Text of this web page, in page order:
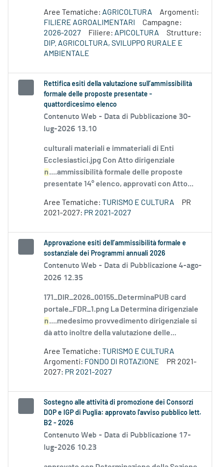
Aree Tematiche: AGRICOLTURA
Argomenti:
FILIERE AGROALIMENTARI
Campagne:
2026-2027
Filiere: APICOLTURA
Strutture:
DIP. AGRICOLTURA, SVILUPPO RURALE E
AMBIENTALE
Rettifica esiti della valutazione sull’ammissibilità
formale delle proposte presentate -
quattordicesimo elenco
Contenuto Web - Data di Pubblicazione 30-
lug-2026 13.10
culturali materiali e immateriali di Enti
Ecclesiastici.jpg Con Atto dirigenziale
n....ammissibilità formale delle proposte
presentate 14° elenco, approvati con Atto...
Aree Tematiche: TURISMO E CULTURA
PR
2021-2027: PR 2021-2027
Approvazione esiti dell’ammissibilità formale e
sostanziale dei Programmi annuali 2026
Contenuto Web - Data di Pubblicazione 4-ago-
2026 12.35
171_DIR_2026_00155_DeterminaPUB card
portale_FDR_1.png La Determina dirigenziale
n....medesimo provvedimento dirigenziale si
dà atto inoltre della valutazione delle...
Aree Tematiche: TURISMO E CULTURA
Argomenti: FONDO DI ROTAZIONE
PR 2021-
2027: PR 2021-2027
Sostegno alle attività di promozione dei Consorzi
DOP e IGP di Puglia: approvato l'avviso pubblico lett.
B2 - 2026
Contenuto Web - Data di Pubblicazione 17-
lug-2026 10.23